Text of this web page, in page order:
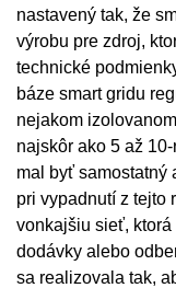
nastavený tak, že
výrobu pre zdroj,
technické
báze smart gridu
nejakom
najskôr ako 5 až
mal byť samostatný
pri vypadnutí z tejto
vonkajšiu sieť,
dodávky alebo
sa realizovala tak,